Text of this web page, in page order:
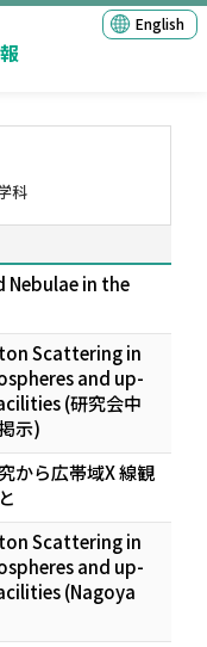
English
科
Nebulae in the
Scattering in
and up-
(研究会中
示)
から広帯域X 線観
Scattering in
and up-
(Nagoya